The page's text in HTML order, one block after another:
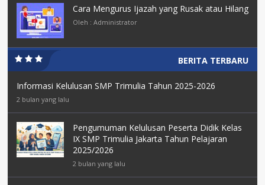
Cara Mengurus Ijazah yang Rusak atau Hilang
Oleh : Administrator
BERITA TERBARU
Informasi Kelulusan SMP Trimulia Tahun 2025-2026
2 bulan yang lalu
Pengumuman Kelulusan Peserta Didik Kelas
IX SMP Trimulia Jakarta Tahun Pelajaran
2025/2026
2 bulan yang lalu